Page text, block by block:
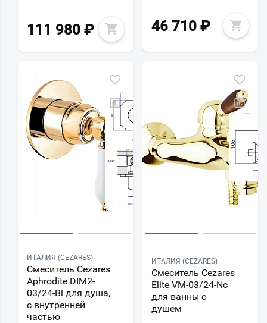
111 980 ₽ 46 710 ₽
ИТАЛИЯ (CEZARES)
Смеситель Cezares
Aphrodite DIM2-
03/24-Bi для душа,
с внутренней
частью
ИТАЛИЯ (CEZARES)
Смеситель Cezares
Elite VM-03/24-Nc
для ванны с
душем